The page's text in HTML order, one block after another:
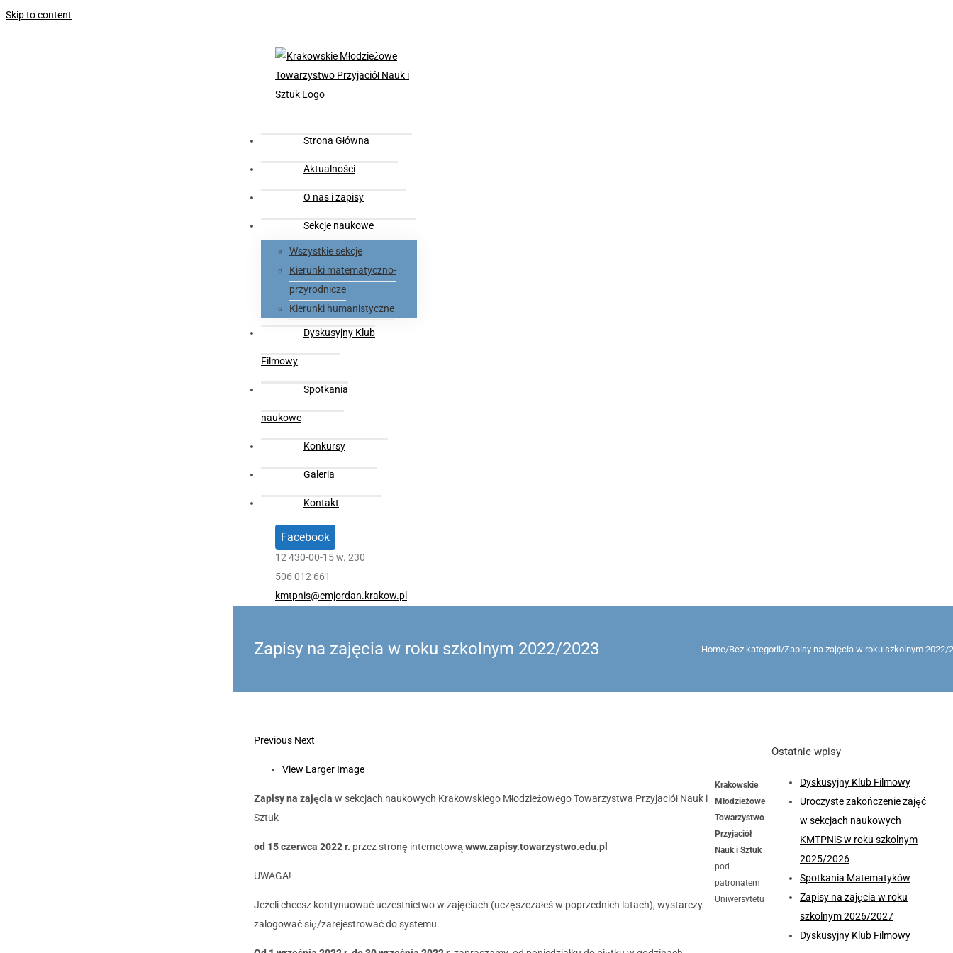
Skip to content
Strona Główna
Aktualności
O nas i zapisy
Sekcje naukowe
Wszystkie sekcje
Kierunki matematyczno-
przyrodnicze
Kierunki humanistyczne
Dyskusyjny Klub
Filmowy
Spotkania
naukowe
Konkursy
Galeria
Kontakt
Facebook
12 430-00-15 w. 230
506 012 661
kmtpnis@cmjordan.krakow.pl
Zapisy na zajęcia w roku szkolnym 2022/2023 Home/Bez kategorii/Zapisy na zajęcia w roku szkolnym 2022/
Previous Next
View Larger Image
Zapisy na zajęcia w sekcjach naukowych Krakowskiego Młodzieżowego Towarzystwa Przyjaciół Nauk i
Sztuk
od 15 czerwca 2022 r. przez stronę internetową www.zapisy.towarzystwo.edu.pl
UWAGA!
Jeżeli chcesz kontynuować uczestnictwo w zajęciach (uczęszczałeś w poprzednich latach), wystarczy
zalogować się/zarejestrować do systemu.
Ostatnie wpisy
Dyskusyjny Klub Filmowy
Uroczyste zakończenie zajęć
w sekcjach naukowych
KMTPNiS w roku szkolnym
2025/2026
Spotkania Matematyków
Zapisy na zajęcia w roku
szkolnym 2026/2027
Dyskusyjny Klub Filmowy
Krakowskie
Młodzieżowe
Towarzystwo
Przyjaciół
Nauk i Sztuk
pod
patronatem
Uniwersytetu